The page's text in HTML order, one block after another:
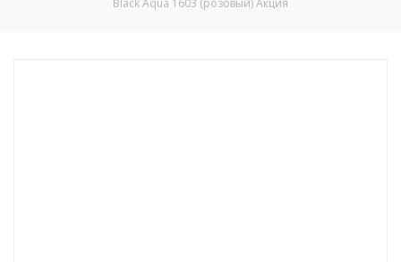
Black Aqua 1603 (розовый) Акция